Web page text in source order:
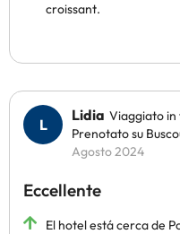
croissant.
Lidia Viaggiato
Prenotato su
Agosto 2024
Eccellente
El hotel está cerca de